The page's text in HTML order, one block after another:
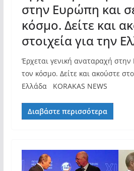
στην Ευρώπη και
κόσμο. Δείτε και
στοιχεία για την
Έρχεται γενική αναταραχή
τον κόσμο. Δείτε και ακούστε
Ελλάδα KORAKAS NEWS
Διαβάστε περισσότερα